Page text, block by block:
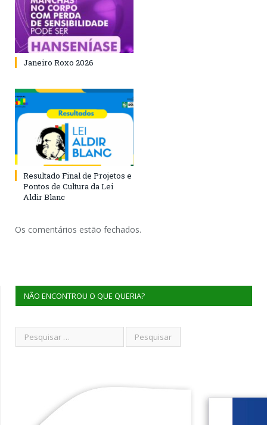
Janeiro Roxo 2026
Resultado Final de Projetos e
Pontos de Cultura da Lei
Aldir Blanc
Os comentários estão fechados.
NÃO ENCONTROU O QUE QUERIA?